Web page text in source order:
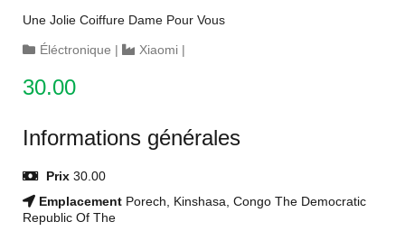
Une Jolie Coiffure Dame Pour Vous
Éléctronique | Xiaomi |
30.00
Informations générales
Prix 30.00
Emplacement Porech, Kinshasa, Congo The Democratic
Republic Of The